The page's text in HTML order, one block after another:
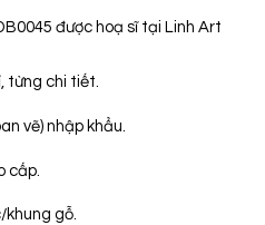
được hoạ sĩ tại Linh Art
từng chi tiết.
vẽ) nhập khẩu.
cấp.
gỗ.